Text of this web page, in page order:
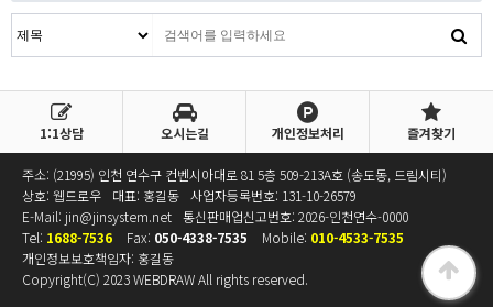
1:1상담 오시는길 개인정보처리 즐겨찾기
주소: (21995) 인천 연수구 컨벤시아대로 81 5층 509-213A호 (송도동, 드림시티)
상호: 웹드로우
대표: 홍길동 사업자등록번호: 131-10-26579
E-Mail: jin@jinsystem.net 통신판매업신고번호: 2026-인천연수-0000
Tel: 1688-7536 Fax: 050-4338-7535 Mobile: 010-4533-7535
개인정보보호책임자: 홍길동
Copyright(C) 2023WEBDRAWAll rights reserved.